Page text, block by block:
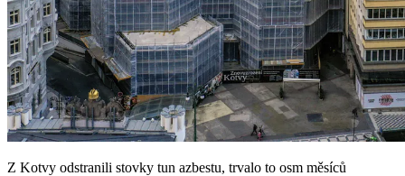
Z Kotvy odstranili stovky tun azbestu, trvalo to osm měsíců